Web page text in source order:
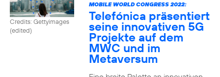
Credits: Gettyimages
(edited)
MOBILE WORLD CONGRESS 2022:
Telefónica präsentiert
seine innovativen 5G
Projekte auf dem
MWC und im
Metaversum